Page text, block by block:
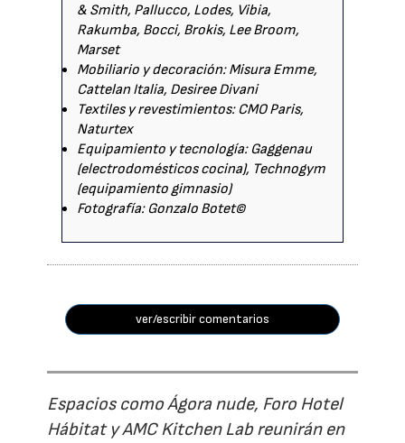
& Smith, Pallucco, Lodes, Vibia,
Rakumba, Bocci, Brokis, Lee Broom,
Marset
Mobiliario y decoración: Misura Emme,
Cattelan Italia, Desiree Divani
Textiles y revestimientos: CMO Paris,
Naturtex
Equipamiento y tecnología: Gaggenau
(electrodomésticos cocina), Technogym
(equipamiento gimnasio)
Fotografía: Gonzalo Botet©
ver/escribir comentarios
Espacios como Ágora nude, Foro Hotel
Hábitat y AMC Kitchen Lab reunirán en